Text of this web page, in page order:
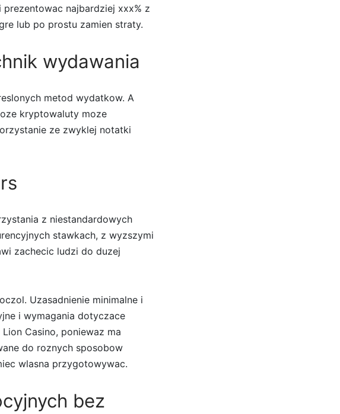
najbardziej xxx% z
lub po prostu zamien straty.
wydawania
metod wydatkow. A
kryptowaluty moze
ze zwyklej notatki
z niestandardowych
stawkach, z wyzszymi
zachecic ludzi do duzej
Uzasadnienie minimalne i
i wymagania dotyczace
Casino, poniewaz ma
do roznych sposobow
wlasna przygotowywac.
bez